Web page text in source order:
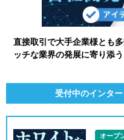
直接取引で大手企業様とも
ッチな業界の発展に寄り添
受付中のインタ
オープ